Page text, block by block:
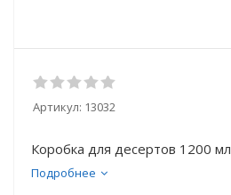
Артикул: 13032
Коробка для десертов 1200 мл
Подробнее